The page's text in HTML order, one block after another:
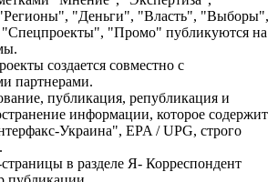
"Деньги", "Власть", "Выборы",
"Спецпроекты", "Промо" публикуются на
создается совместно с
партнерами.
публикация, републикация и
информации, которое содержит
Украина", EPA / UPG, строго
в разделе Я- Корреспондент